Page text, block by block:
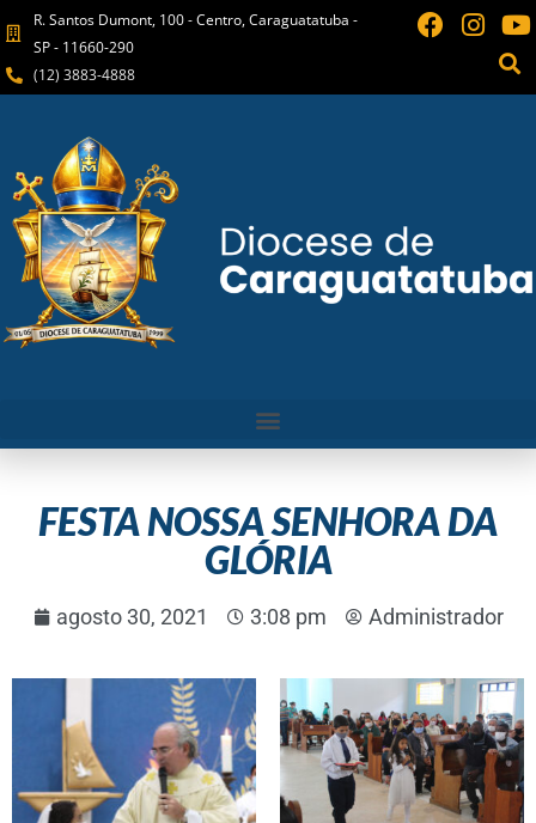
R. Santos Dumont, 100 - Centro, Caraguatatuba -
SP - 11660-290
(12) 3883-4888
FESTA NOSSA SENHORA DA
GLÓRIA
agosto 30, 2021 3:08 pm Administrador